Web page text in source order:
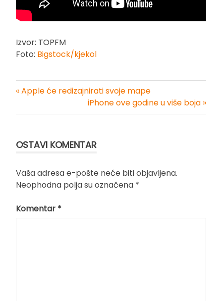
Izvor: TOPFM
Foto: Bigstock/kjekol
« Apple će redizajnirati svoje mape
iPhone ove godine u više boja »
OSTAVI KOMENTAR
Vaša adresa e-pošte neće biti objavljena.
Neophodna polja su označena *
Komentar *